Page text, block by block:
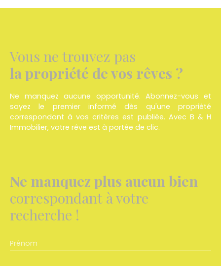
Vous ne trouvez pas
la propriété de vos rêves ?
Ne manquez aucune opportunité. Abonnez-vous et
soyez le premier informé dès qu'une propriété
correspondant à vos critères est publiée. Avec B & H
Immobilier, votre rêve est à portée de clic.
Ne manquez plus aucun bien
correspondant à votre
recherche !
Prénom